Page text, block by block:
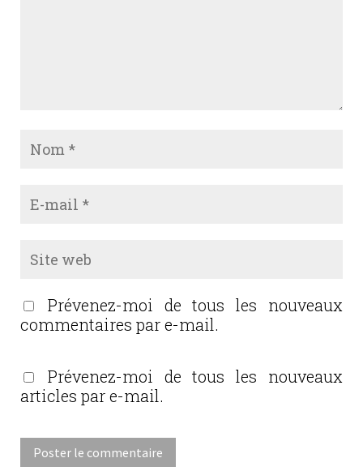
Prévenez-moi de tous les nouveaux
commentaires par e-mail.
Prévenez-moi de tous les nouveaux
articles par e-mail.